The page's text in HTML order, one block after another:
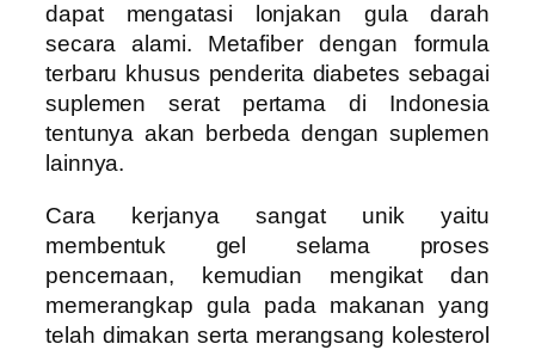
dapat mengatasi lonjakan gula darah
secara alami. Metafiber dengan formula
terbaru khusus penderita diabetes sebagai
suplemen serat pertama di Indonesia
tentunya akan berbeda dengan suplemen
lainnya.
Cara kerjanya sangat unik yaitu
membentuk gel selama proses
pencernaan, kemudian mengikat dan
memerangkap gula pada makanan yang
telah dimakan serta merangsang kolesterol